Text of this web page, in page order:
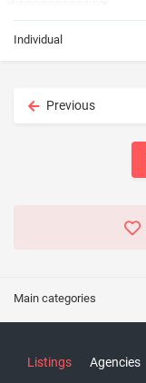
Individual
Previous
Main categories
Listings Agencies